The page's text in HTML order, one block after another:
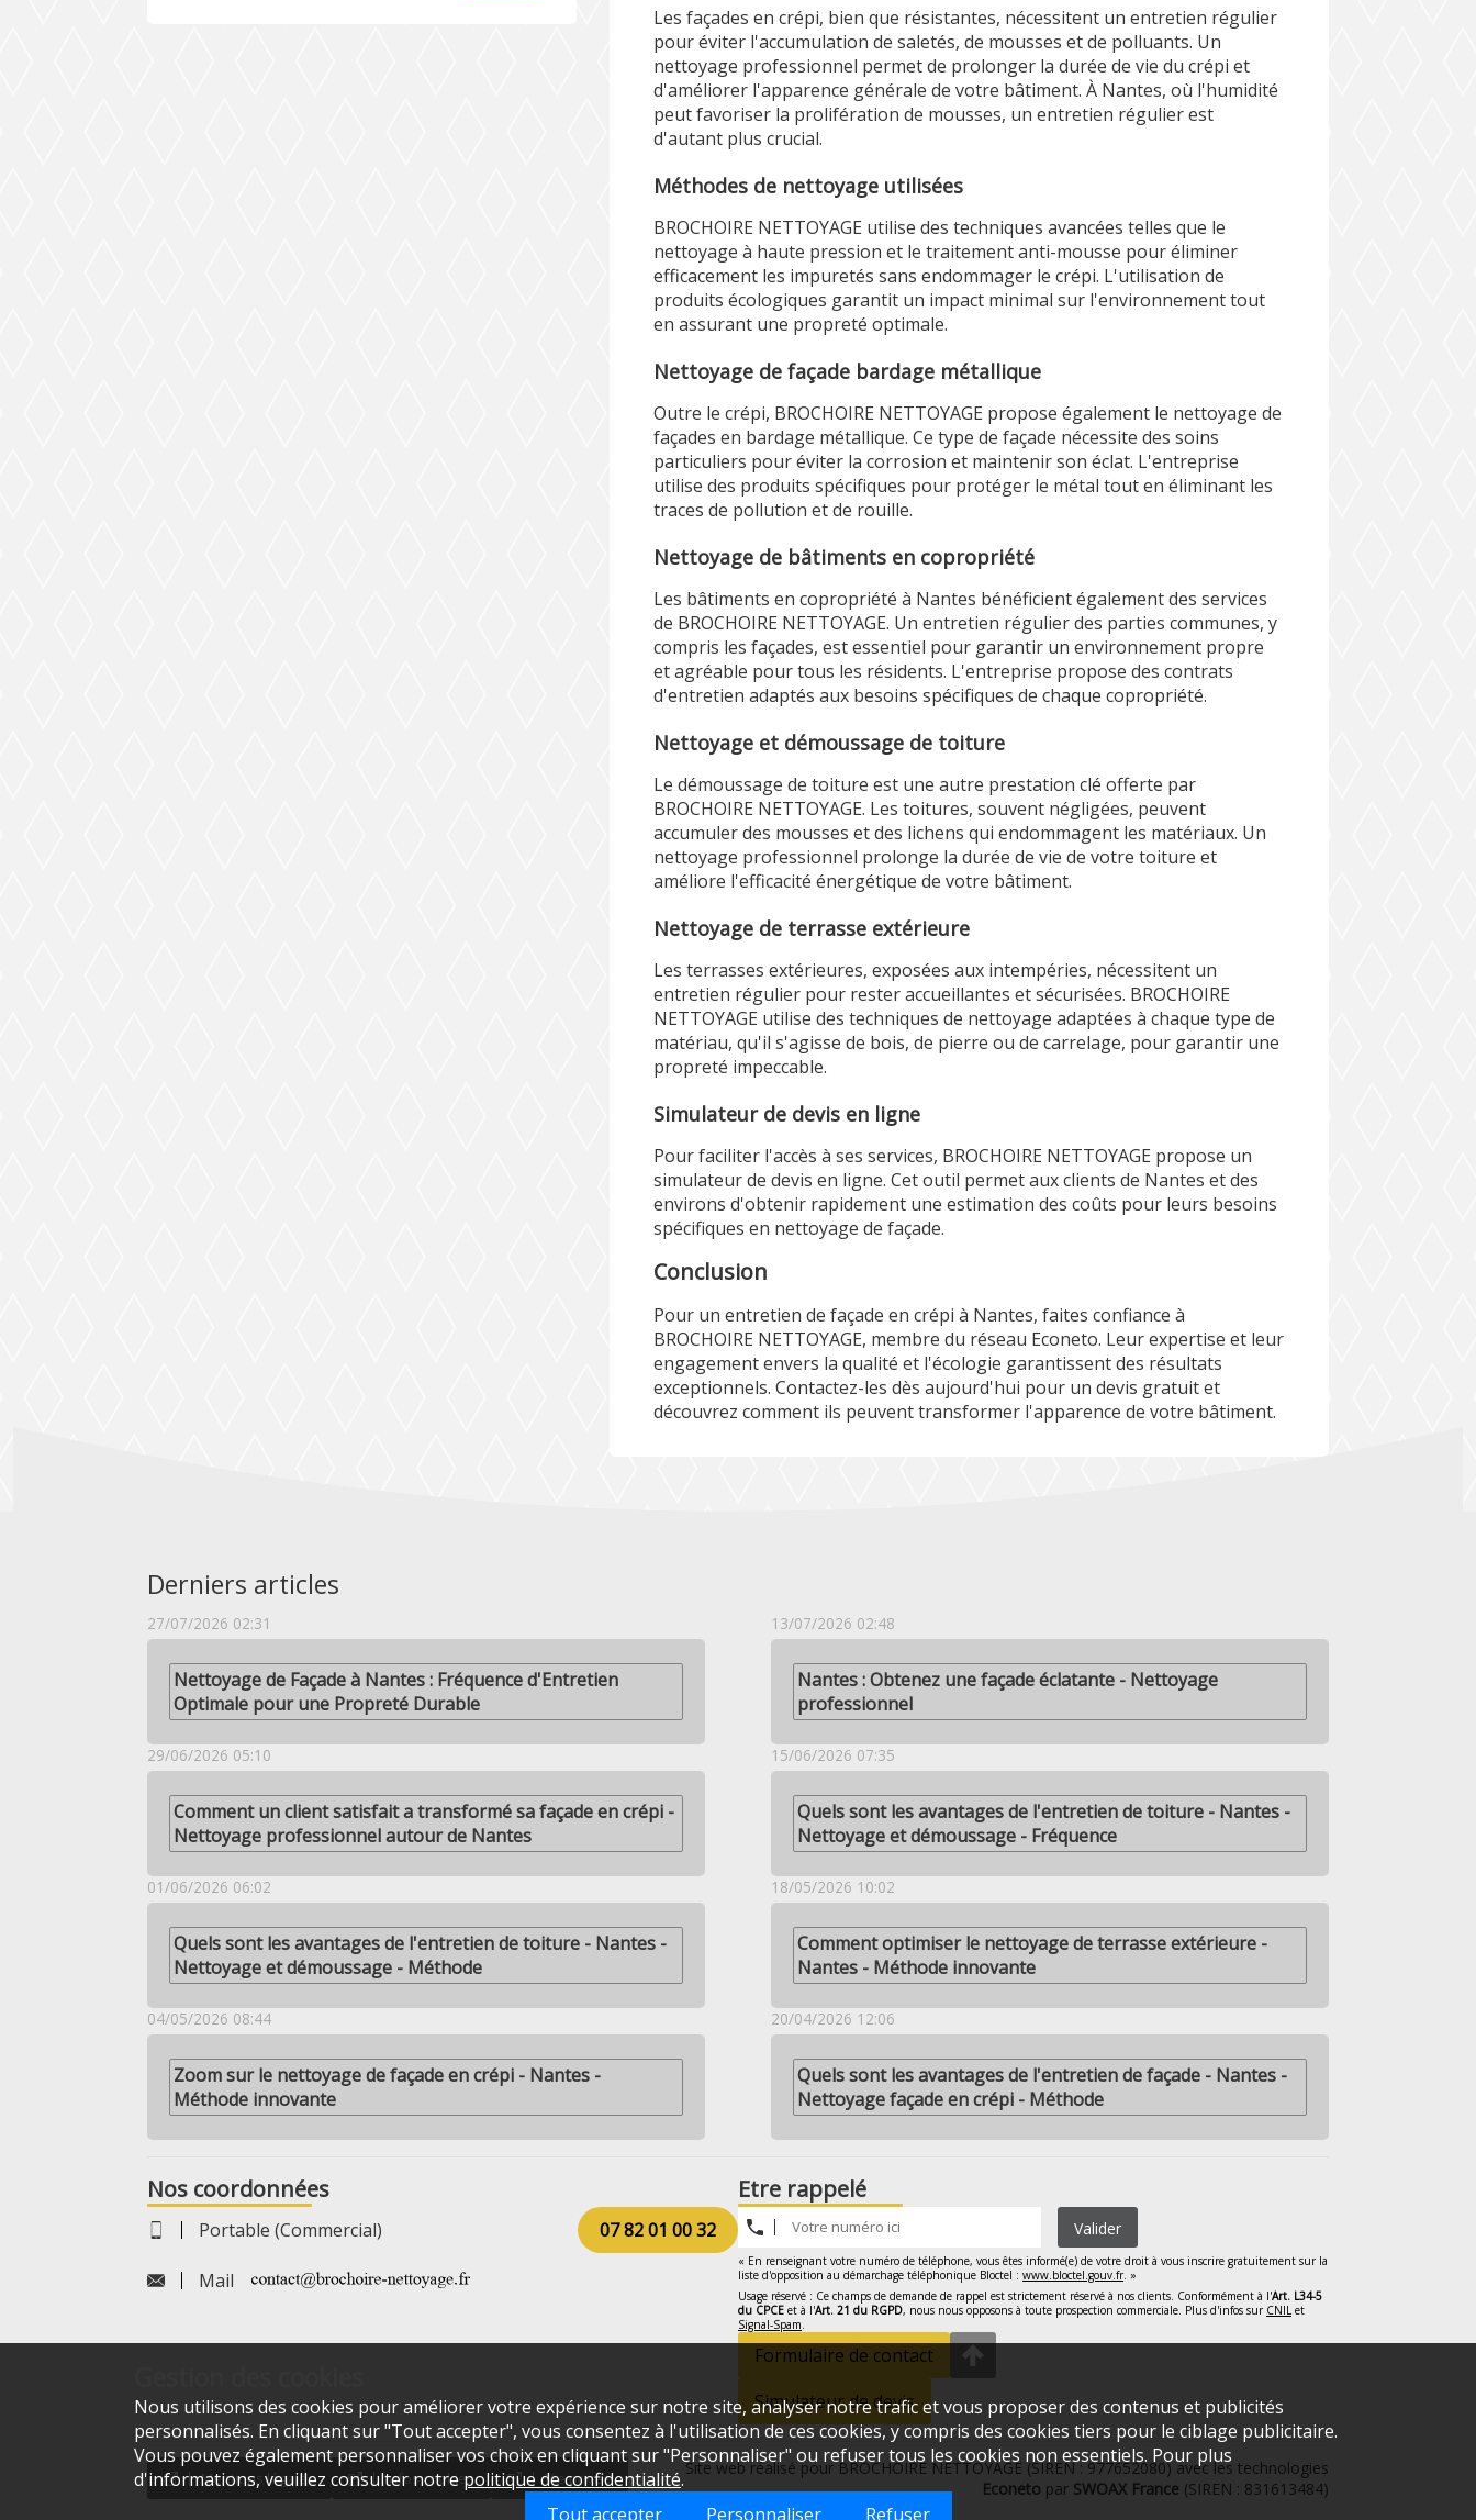
Nous utilisons des cookies pour améliorer votre expérience sur notre site, analyser notre trafic et vous proposer des contenus et publicités
personnalisés. En cliquant sur "Tout accepter", vous consentez à l'utilisation de ces cookies, y compris des cookies tiers pour le ciblage publicitaire.
Vous pouvez également personnaliser vos choix en cliquant sur "Personnaliser" ou refuser tous les cookies non essentiels. Pour plus
d'informations, veuillez consulter notrepolitique de confidentialité.
Tout accepter
Personnaliser Refuser
Les façades en crépi, bien que résistantes, nécessitent un entretien régulier
pour éviter l'accumulation de saletés, de mousses et de polluants. Un
nettoyage professionnel permet de prolonger la durée de vie du crépi et
d'améliorer l'apparence générale de votre bâtiment. À Nantes, où l'humidité
peut favoriser la prolifération de mousses, un entretien régulier est
d'autant plus crucial.
Méthodes de nettoyage utilisées
BROCHOIRE NETTOYAGE utilise des techniques avancées telles que le
nettoyage à haute pression et le traitement anti-mousse pour éliminer
efficacement les impuretés sans endommager le crépi. L'utilisation de
produits écologiques garantit un impact minimal sur l'environnement tout
en assurant une propreté optimale.
Nettoyage de façade bardage métallique
Outre le crépi, BROCHOIRE NETTOYAGE propose également le nettoyage de
façades en bardage métallique. Ce type de façade nécessite des soins
particuliers pour éviter la corrosion et maintenir son éclat. L'entreprise
utilise des produits spécifiques pour protéger le métal tout en éliminant les
traces de pollution et de rouille.
Nettoyage de bâtiments en copropriété
Les bâtiments en copropriété à Nantes bénéficient également des services
de BROCHOIRE NETTOYAGE. Un entretien régulier des parties communes, y
compris les façades, est essentiel pour garantir un environnement propre
et agréable pour tous les résidents. L'entreprise propose des contrats
d'entretien adaptés aux besoins spécifiques de chaque copropriété.
Nettoyage et démoussage de toiture
Le démoussage de toiture est une autre prestation clé offerte par
BROCHOIRE NETTOYAGE. Les toitures, souvent négligées, peuvent
accumuler des mousses et des lichens qui endommagent les matériaux. Un
nettoyage professionnel prolonge la durée de vie de votre toiture et
améliore l'efficacité énergétique de votre bâtiment.
Nettoyage de terrasse extérieure
Les terrasses extérieures, exposées aux intempéries, nécessitent un
entretien régulier pour rester accueillantes et sécurisées. BROCHOIRE
NETTOYAGE utilise des techniques de nettoyage adaptées à chaque type de
matériau, qu'il s'agisse de bois, de pierre ou de carrelage, pour garantir une
propreté impeccable.
Simulateur de devis en ligne
Pour faciliter l'accès à ses services, BROCHOIRE NETTOYAGE propose un
simulateur de devis en ligne. Cet outil permet aux clients de Nantes et des
environs d'obtenir rapidement une estimation des coûts pour leurs besoins
spécifiques en nettoyage de façade.
Conclusion
Pour un entretien de façade en crépi à Nantes, faites confiance à
BROCHOIRE NETTOYAGE, membre du réseau Econeto. Leur expertise et leur
engagement envers la qualité et l'écologie garantissent des résultats
exceptionnels. Contactez-les dès aujourd'hui pour un devis gratuit et
découvrez comment ils peuvent transformer l'apparence de votre bâtiment.
Derniers articles
27/07/2026 02:31
Nettoyage de Façade à Nantes : Fréquence d'Entretien
Optimale pour une Propreté Durable
13/07/2026 02:48
Nantes : Obtenez une façade éclatante - Nettoyage
professionnel
29/06/2026 05:10
Comment un client satisfait a transformé sa façade en crépi -
Nettoyage professionnel autour de Nantes
15/06/2026 07:35
Quels sont les avantages de l'entretien de toiture - Nantes -
Nettoyage et démoussage - Fréquence
01/06/2026 06:02
Quels sont les avantages de l'entretien de toiture - Nantes -
Nettoyage et démoussage - Méthode
18/05/2026 10:02
Comment optimiser le nettoyage de terrasse extérieure -
Nantes - Méthode innovante
04/05/2026 08:44
Zoom sur le nettoyage de façade en crépi - Nantes -
Méthode innovante
20/04/2026 12:06
Quels sont les avantages de l'entretien de façade - Nantes -
Nettoyage façade en crépi - Méthode
Nos coordonnées
Portable (Commercial) 07 82 01 00 32
Mail
Etre rappelé
Valider
« En renseignant votre numéro de téléphone, vous êtes informé(e) de votre droit à vous inscrire gratuitement sur la
liste d'opposition au démarchage téléphonique Bloctel : www.bloctel.gouv.fr. »
Usage réservé : Ce champs de demande de rappel est strictement réservé à nos clients. Conformément à l'Art. L34-5
du CPCE et à l'Art. 21 du RGPD, nous nous opposons à toute prospection commerciale. Plus d'infos sur CNIL et
Signal-Spam.
Formulaire de contact
Simulateur de devis
Mentions légales Infos cookies Vie privée
Site web réalisé pour BROCHOIRE NETTOYAGE (SIREN : 977652080) avec les technologies
Econeto par SWOAX France (SIREN : 831613484)